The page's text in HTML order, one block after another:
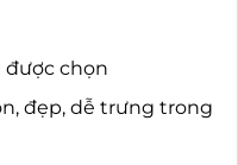
chọn
đẹp, dễ trưng trong